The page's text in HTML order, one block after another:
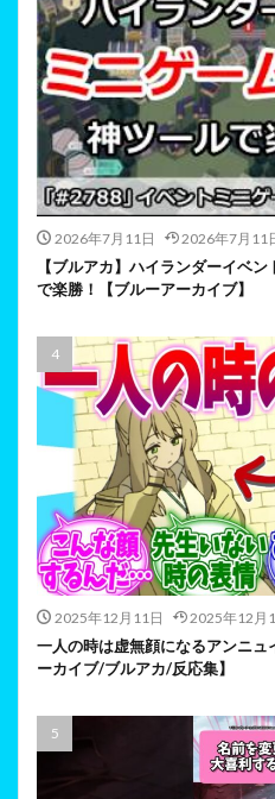
2026年7月11日 2026年7月11
【ブルアカ】ハイランダーイベ
で楽勝！【ブルーアーカイブ】
2025年12月11日 2025年12月
一人の時は虚無顔になるアンニ
ーカイブ/ブルアカ/反応集】